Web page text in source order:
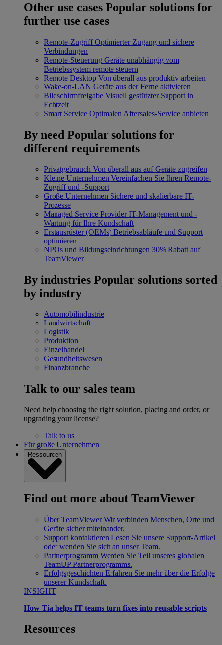
Other use cases Popular solutions for
further use cases
Remote-Zugriff Optimierter Zugang und sichere
Verbindungen
Remote-Steuerung Geräte unabhängig vom
Betriebssystem remote steuern
Remote Desktop Von überall aus produktiv arbeiten
Wake-on-LAN Geräte aus der Ferne aktivieren
Bildschirmfreigabe Visuell gestützter Support in
Echtzeit
Smart Service Optimalen Aftersales-Service anbieten
By need Popular solutions for
different requirements
Privatgebrauch Von überall aus auf Geräte zugreifen
Kleine Unternehmen Vereinfachen Sie Ihren Remote-
Zugriff und -Support
Große Unternehmen Sichere und skalierbare IT-
Prozesse
Managed Service Provider IT-Management und -
Wartung für Ihre Kundschaft
Erstausrüster (OEMs) Betriebsabläufe und Support
optimieren
NPOs und Bildungseinrichtungen 30% Rabatt auf
TeamViewer
By industries Popular solutions sorted
by industry
Automobilindustrie
Landwirtschaft
Logistik
Produktion
Einzelhandel
Gesundheitswesen
Finanzbranche
Talk to our sales team
Need help choosing the right solution, placing and order, or
upgrading your license?
Talk to us
Für große Unternehmen
Ressourcen
Find out more about TeamViewer
Über TeamViewer Wir verbinden Menschen, Orte und
Geräte sicher miteinander.
Support kontaktieren Lesen Sie unsere Support-Artikel
oder wenden Sie sich an unser Team.
Partnerprogramm Werden Sie Teil unseres globalen
TeamUP Partnerprogramms.
Erfolgsgeschichten Erfahren Sie mehr über die Erfolge
unserer Kundschaft.
INSIGHT
How Tia helps IT teams turn fixes into reusable scripts
Resources